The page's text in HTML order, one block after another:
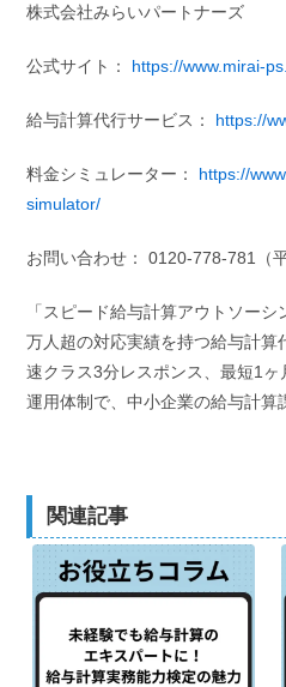
株式会社みらいパートナーズ
公式サイト： https://www.mirai-
給与計算代行サービス： https://
料金シミュレーター：
https://
simulator/
お問い合わせ： 0120-778-781（
「スピード給与計算アウトソー
万人超の対応実績を持つ給与計算
速クラス3分レスポンス、最短1
運用体制で、中小企業の給与計算
関連記事